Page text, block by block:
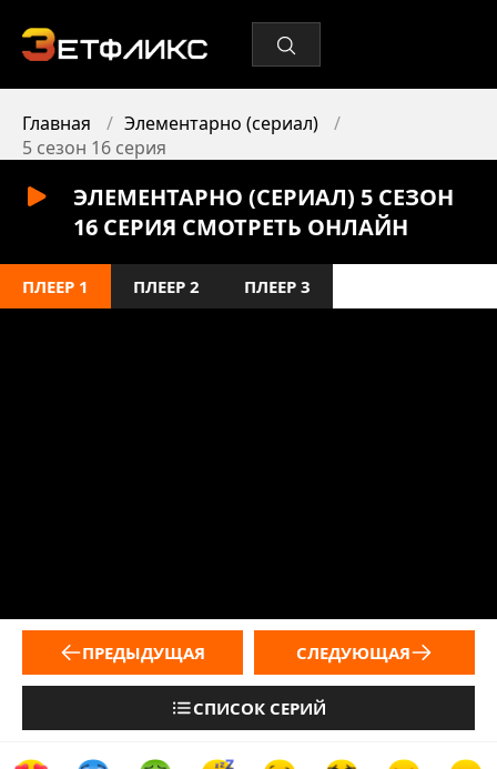
Главная
Элементарно (сериал)
5 сезон 16 серия
ЭЛЕМЕНТАРНО (СЕРИАЛ) 5 СЕЗОН
16 СЕРИЯ СМОТРЕТЬ ОНЛАЙН
ПЛЕЕР 1 ПЛЕЕР 2 ПЛЕЕР 3
ПРЕДЫДУЩАЯ
СПИСОК СЕРИЙ
СЛЕДУЮЩАЯ